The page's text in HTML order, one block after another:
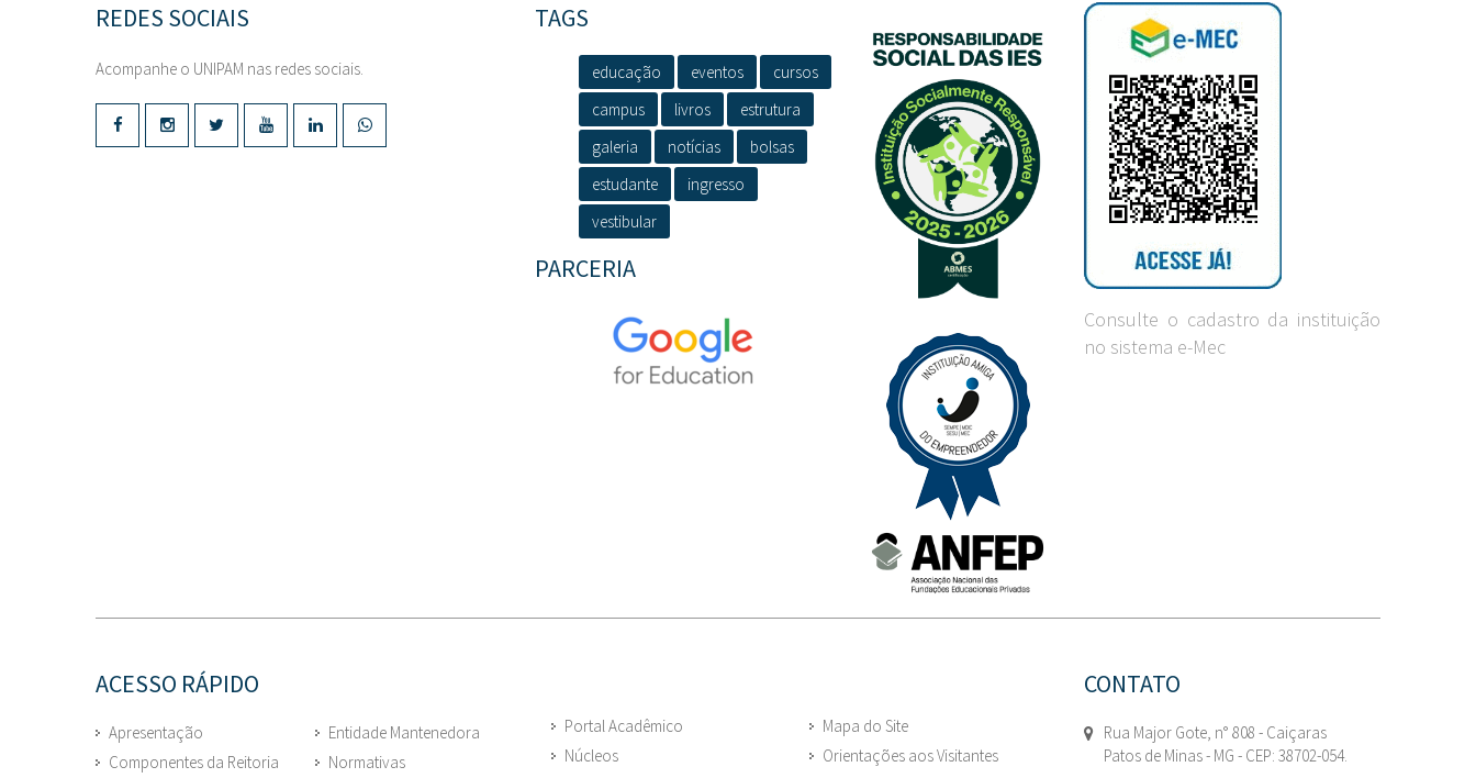
REDES SOCIAIS
Acompanhe o UNIPAM nas redes sociais.
TAGS
educação eventos
cursos
campus
livros
estrutura
galeria
notícias
bolsas
estudante
ingresso
vestibular
PARCERIA
Consulte o cadastro da instituição
no sistema e-Mec
ACESSO RÁPIDO
Apresentação
Componentes da Reitoria
Entidade Mantenedora
Normativas
Portal Acadêmico
Núcleos
Mapa do Site
Orientações aos Visitantes
CONTATO
Rua Major Gote, n° 808 - Caiçaras
Patos de Minas - MG - CEP: 38702-054.